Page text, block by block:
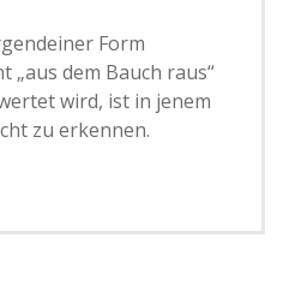
Form
dem Bauch raus“
wird, ist in jenem
zu erkennen.